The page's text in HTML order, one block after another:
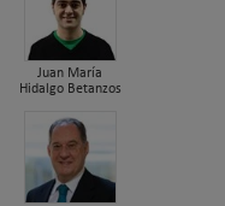
Juan María
Hidalgo Betanzos